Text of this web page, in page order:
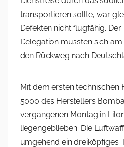
transportieren sollte, war
Defekten nicht flugfähig. Der
Delegation mussten sich
den Rückweg nach
Mit dem ersten technischen
5000 des Herstellers
vergangenen Montag in
liegengeblieben. Die
umgehend ein dreiköpfiges